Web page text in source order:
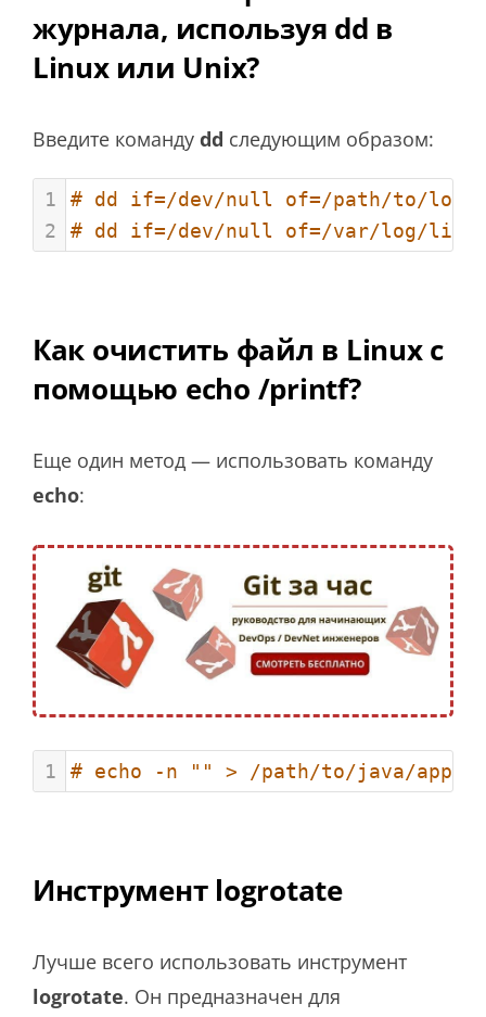
журнала, используя dd в
Linux или Unix?
Введите команду dd следующим образом:
1
# dd if=/dev/null of=/path/to/
2
# dd if=/dev/null of=/var/log/
Как очистить файл в Linux с
помощью echo /printf?
Еще один метод — использовать команду
echo:
1 # echo -n "" > /path/to/java/
Инструмент logrotate
Лучше всего использовать инструмент
logrotate. Он предназначен для